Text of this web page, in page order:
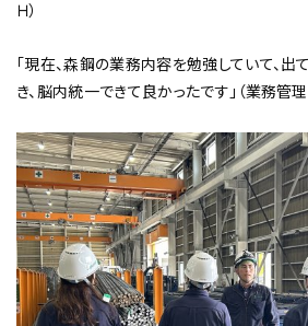
Ｈ）
「現在、森鋼の業務内容を勉強していて、
き、脳内統一できて良かったです」（業務管理